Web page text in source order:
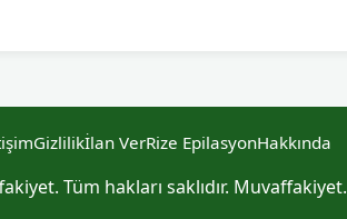
Gizlilikİlan VerRize EpilasyonHakkında
Tüm hakları saklıdır. Muvaffakiyet.